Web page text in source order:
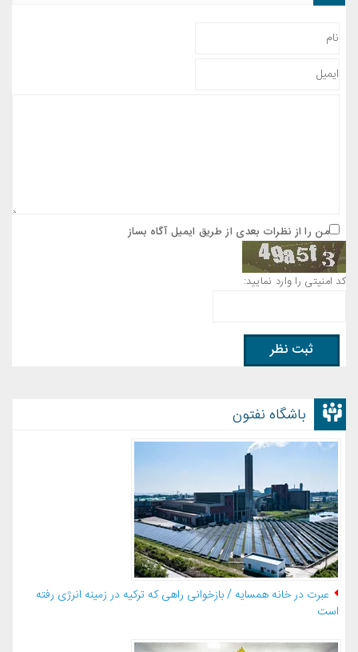
من را از نظرات بعدی از طریق ایمیل آگاه بساز
کد امنیتی را وارد نمایید:
باشگاه نفتون
عبرت در خانه همسایه / بازخوانی راهی که ترکیه در زمینه انرژی رفته
است